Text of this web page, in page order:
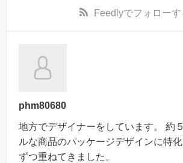
Feedlyでフォローす
phm80680
地方でデザイナーをしています。 約
ルな商品のパッケージデザインに特
ずつ重ねてきました。